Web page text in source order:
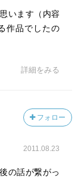
います（内容
作品でしたの
詳細をみる
フォロー
2011.08.23
の話が繋がっ